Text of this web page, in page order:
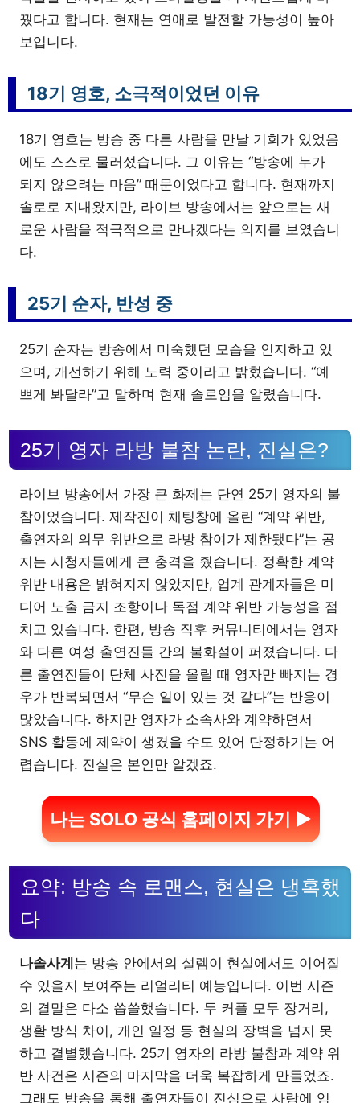
꿨다고 합니다. 현재는 연애로 발전할 가능성이 높아
보입니다.
18기 영호, 소극적이었던 이유
18기 영호는 방송 중 다른 사람을 만날 기회가 있었음
에도 스스로 물러섰습니다. 그 이유는 “방송에 누가
되지 않으려는 마음” 때문이었다고 합니다. 현재까지
솔로로 지내왔지만, 라이브 방송에서는 앞으로는 새
로운 사람을 적극적으로 만나겠다는 의지를 보였습니
다.
25기 순자, 반성 중
25기 순자는 방송에서 미숙했던 모습을 인지하고 있
으며, 개선하기 위해 노력 중이라고 밝혔습니다. “예
쁘게 봐달라”고 말하며 현재 솔로임을 알렸습니다.
25기 영자 라방 불참 논란, 진실은?
라이브 방송에서 가장 큰 화제는 단연 25기 영자의 불
참이었습니다. 제작진이 채팅창에 올린 “계약 위반,
출연자의 의무 위반으로 라방 참여가 제한됐다”는 공
지는 시청자들에게 큰 충격을 줬습니다. 정확한 계약
위반 내용은 밝혀지지 않았지만, 업계 관계자들은 미
디어 노출 금지 조항이나 독점 계약 위반 가능성을 점
치고 있습니다. 한편, 방송 직후 커뮤니티에서는 영자
와 다른 여성 출연진들 간의 불화설이 퍼졌습니다. 다
른 출연진들이 단체 사진을 올릴 때 영자만 빠지는 경
우가 반복되면서 “무슨 일이 있는 것 같다”는 반응이
많았습니다. 하지만 영자가 소속사와 계약하면서
SNS 활동에 제약이 생겼을 수도 있어 단정하기는 어
렵습니다. 진실은 본인만 알겠죠.
나는 SOLO 공식 홈페이지 가기 ▶
요약: 방송 속 로맨스, 현실은 냉혹했
다
나솔사계 는 방송 안에서의 설렘이 현실에서도 이어질
수 있을지 보여주는 리얼리티 예능입니다. 이번 시즌
의 결말은 다소 씁쓸했습니다. 두 커플 모두 장거리,
생활 방식 차이, 개인 일정 등 현실의 장벽을 넘지 못
하고 결별했습니다. 25기 영자의 라방 불참과 계약 위
반 사건은 시즌의 마지막을 더욱 복잡하게 만들었죠.
그래도 방송을 통해 출연자들이 진심으로 사랑에 임